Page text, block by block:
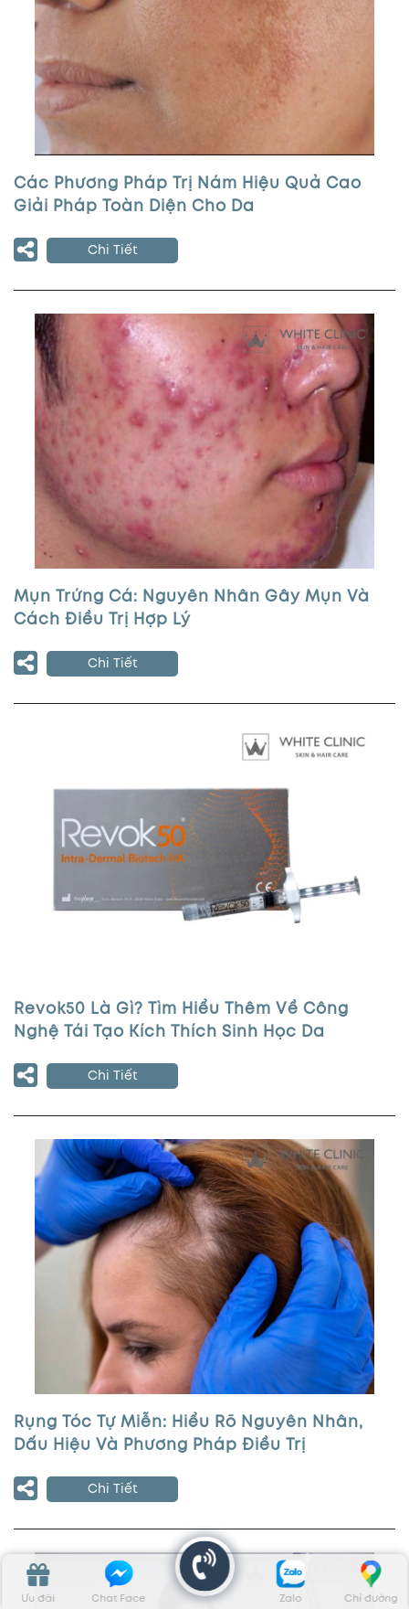
Ưu đãi Chat Face Zalo Chỉ đường
Các Phương Pháp Trị Nám Hiệu Quả Cao
Giải Pháp Toàn Diện Cho Da
Chi Tiết
Mụn Trứng Cá: Nguyên Nhân Gây Mụn Và
Cách Điều Trị Hợp Lý
Chi Tiết
Revok50 Là Gì? Tìm Hiểu Thêm Về Công
Nghệ Tái Tạo Kích Thích Sinh Học Da
Chi Tiết
Rụng Tóc Tự Miễn: Hiểu Rõ Nguyên Nhân,
Dấu Hiệu Và Phương Pháp Điều Trị
Chi Tiết